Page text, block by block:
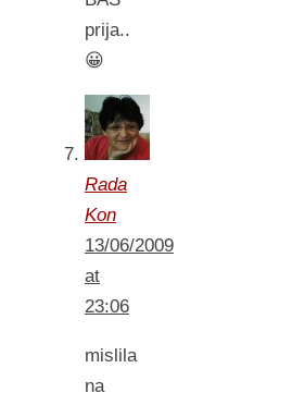
prija..
😀
Rada
Kon
13/06/2009
at
23:06
mislila
na